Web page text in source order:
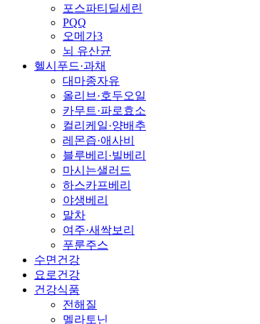
포스파티딜세린
PQQ
오메가3
뇌 유산균
헬시푸드·과채
대마종자유
올리브·호두오일
카무트·파로효소
컬리케일·양배추
레몬즙·애사비
블루베리·빌베리
마시는샐러드
하스카프베리
야생베리
말차
여주·새싹보리
푸룬주스
수면건강
요로건강
건강식품
전해질
멜라토닌